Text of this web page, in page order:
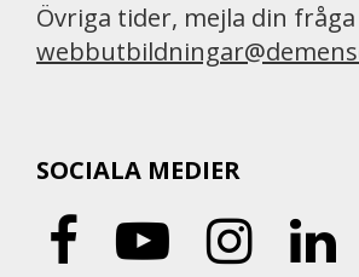
Övriga tider, mejla din
SOCIALA MEDIER